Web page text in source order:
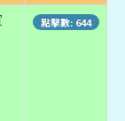
點擊數: 644